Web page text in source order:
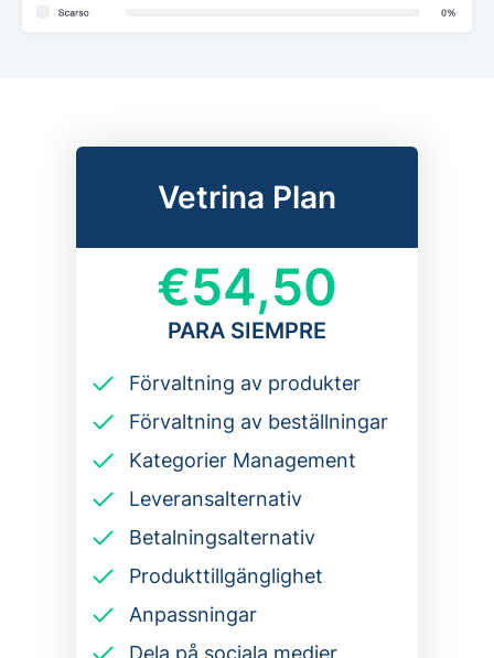
Vetrina Plan
€54,50
PARA SIEMPRE
Förvaltning av produkter
Förvaltning av beställningar
Kategorier Management
Leveransalternativ
Betalningsalternativ
Produkttillgänglighet
Anpassningar
Dela på sociala medier